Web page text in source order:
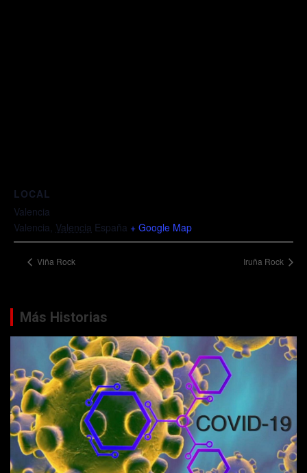
LOCAL
Valencia
Valencia, Valencia España + Google Map
Viña Rock Iruña Rock
Más Historias